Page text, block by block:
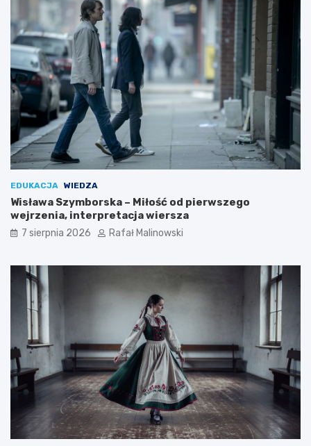
EDUKACJA WIEDZA
Wisława Szymborska – Miłość od pierwszego
wejrzenia, interpretacja wiersza
7 sierpnia 2026 Rafał Malinowski